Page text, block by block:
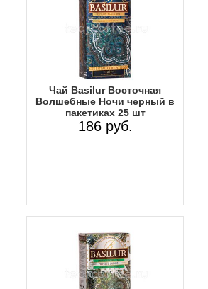
Чай Basilur Восточная
Волшебные Ночи черный в
пакетиках 25 шт
186 руб.